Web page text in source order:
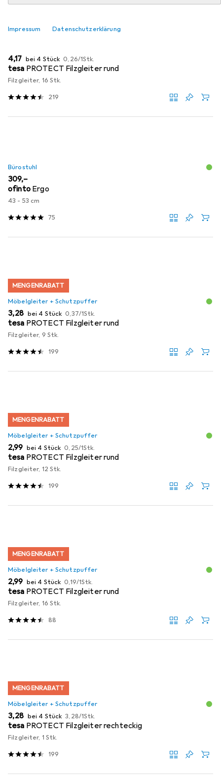
Impressum Datenschutzerklärung
MENGENRABATT
EUR
4,17 bei 4 Stück EUR
0,26/1Stk.
tesa PROTECT Filzgleiter rund
Filzgleiter, 16 Stk.
219
Bürostuhl
EUR
309,–
ofinto Ergo
43 - 53 cm
75
MENGENRABATT
Möbelgleiter + Schutzpuffer
EUR
3,28 bei 4 Stück EUR
0,37/1Stk.
tesa PROTECT Filzgleiter rund
Filzgleiter, 9 Stk.
199
MENGENRABATT
Möbelgleiter + Schutzpuffer
EUR
2,99 bei 4 Stück EUR
0,25/1Stk.
tesa PROTECT Filzgleiter rund
Filzgleiter, 12 Stk.
199
MENGENRABATT
Möbelgleiter + Schutzpuffer
EUR
2,99 bei 4 Stück EUR
0,19/1Stk.
tesa PROTECT Filzgleiter rund
Filzgleiter, 16 Stk.
88
MENGENRABATT
Möbelgleiter + Schutzpuffer
EUR
3,28 bei 4 Stück EUR
3,28/1Stk.
tesa PROTECT Filzgleiter rechteckig
Filzgleiter, 1 Stk.
199